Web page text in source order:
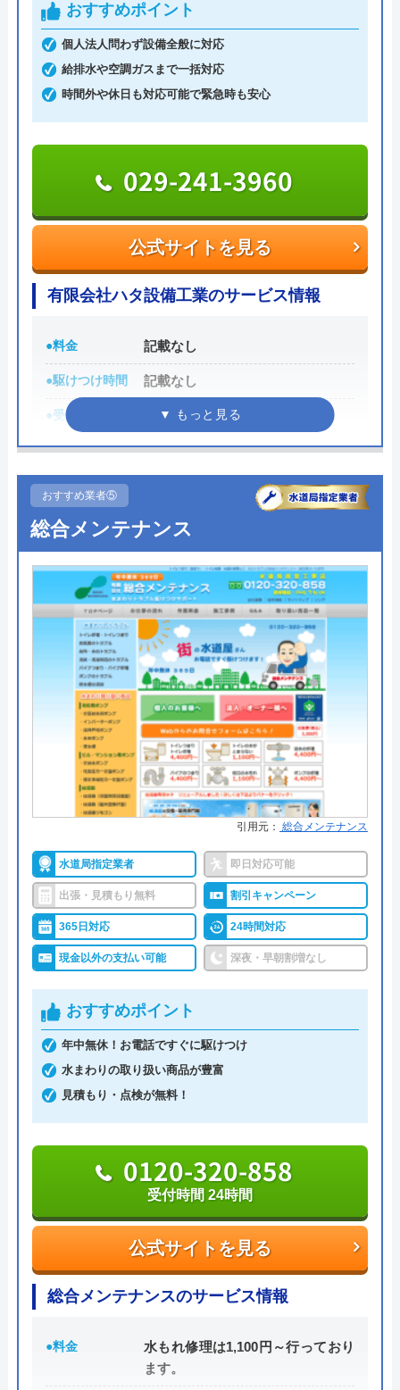
6,600円からとお手頃価格で提供をしています。
万が一、水まわりに問題が発生した場合は、最短20
分でお客様の元にスタッフが駆けつけます。出張見
トラブルの原因や作業例などが分かりやすく記載さ
れており、依頼の際も安心できますね。候補のひと
つにしてみてください。
伝えると作業料金が2,000円割引になるWEB割があ
りますので、相談する際は必ず電話で相談し、その
際には必ず「サイトを見た」と伝えましょう。
公式サイトを見る
まずは電話相談！
0120-221-611
受付時間 24時間 年中無休
ハウスラボホームの基本情報
運営会社 株式会社ハウスラボ
勝島崇裕
創業・設立 2024年11月設立
〒113-0033
東京都文京区本郷5-1-11
対応エリア 全国33拠点
細
に駆けつけ対応｜水道局指定業者ハウ
スラボホーム
おすすめポイント
個人法人問わず設備全般に対応
給排水や空調ガスまで一括対応
時間外や休日も対応可能で緊急時も安心
公式サイトを見る
029-241-3960
有限会社ハタ設備工業のサービス情報
●料金 記載なし
●駆けつけ時間 記載なし
●受付時間 8:00〜19:00
●定休日 日曜・祝日
●累計実績
有限会社ハタ設備工業がおすすめの理由
有限会社ハタ設備工業は茨城県で活動する水道業者
で個人の方だけでなく法人にも対応している地域に
根ざした会社です。
給排水設備はもちろん、空調やガスなども対応して
いるので設備全般でお困り事があった際に依頼する
ことができます。
定休日や受付時間外の対応も可能とのことなので緊
急時には連絡をしてみると良いでしょう。
公式サイトを見る
029-241-3960
おすすめ業者⑤
総合メンテナンス
引用元： 総合メンテナンス
水道局指定業者 即日対応可能
出張・見積もり無料 割引キャンペーン
365日対応 24時間対応
現金以外の支払い可能 深夜・早朝割増なし
おすすめポイント
年中無休！お電話ですぐに駆けつけ
水まわりの取り扱い商品が豊富
見積もり・点検が無料！
公式サイトを見る
0120-320-858
受付時間 24時間
総合メンテナンスのサービス情報
●料金
水もれ修理は1,100円～行っており
ます。